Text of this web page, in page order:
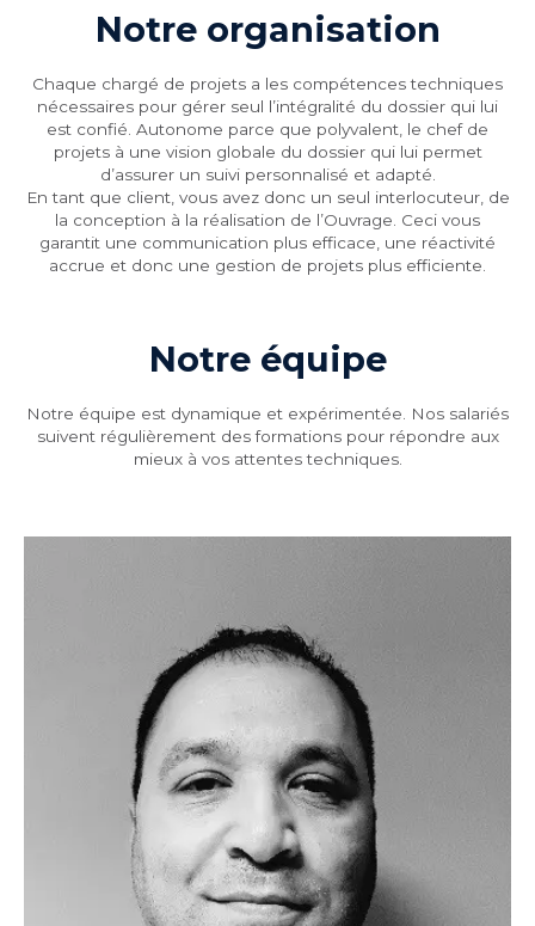
Notre organisation
Chaque chargé de projets a les compétences techniques
nécessaires pour gérer seul l’intégralité du dossier qui lui
est confié. Autonome parce que polyvalent, le chef de
projets à une vision globale du dossier qui lui permet
d’assurer un suivi personnalisé et adapté.
En tant que client, vous avez donc un seul interlocuteur, de
la conception à la réalisation de l’Ouvrage. Ceci vous
garantit une communication plus efficace, une réactivité
accrue et donc une gestion de projets plus efficiente.
Notre équipe
Notre équipe est dynamique et expérimentée. Nos salariés
suivent régulièrement des formations pour répondre aux
mieux à vos attentes techniques.